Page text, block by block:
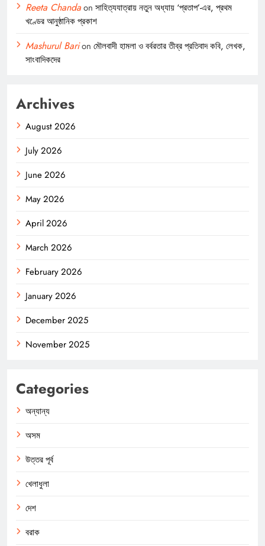
Reeta Chandaon সাহিত্যযাত্রায় নতুন অধ্যায় ‘প্রতাপ’-এর, প্রথম
খণ্ডের আনুষ্ঠানিক প্রকাশ
Mashurul Barion মৌলবাদী হামলা ও বর্বরতার তীব্র প্রতিবাদ কবি, লেখক,
সাংবাদিকদের
Archives
August 2026
July 2026
June 2026
May 2026
April 2026
March 2026
February 2026
January 2026
December 2025
November 2025
Categories
অন্যান্য
অসম
উত্তর পূর্ব
খেলাধুলা
দেশ
বরাক